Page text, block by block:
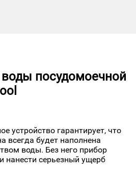
посудомоечной
устройство гарантирует, что
всегда будет наполнена
воды. Без него прибор
нанести серьезный ущерб